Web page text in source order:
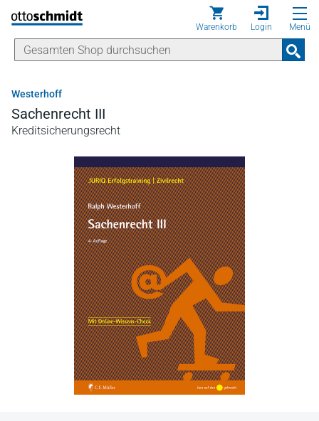
Direkt zum Inhalt
Warenkorb Login Menü
Westerhoff
Sachenrecht III
Kreditsicherungsrecht